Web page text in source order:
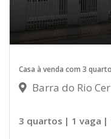
Casa à venda com 3
Barra do Rio
3 quartos | 1 vaga |